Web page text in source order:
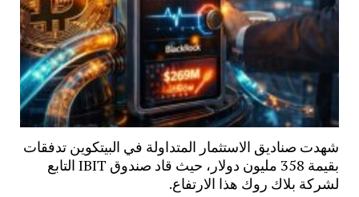
شهدت صناديق الاستثمار المتداولة في البيتكوين تدفقات
بقيمة 358 مليون دولار، حيث قاد صندوق IBIT التابع
لشركة بلاك روك هذا الارتفاع.